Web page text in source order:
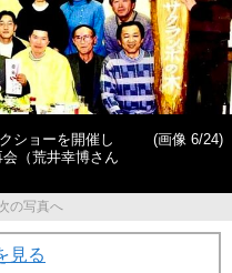
ショーを開催し
（荒井幸博さん
(画像 6/24)
の写真へ
見る